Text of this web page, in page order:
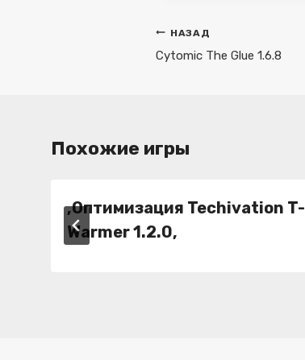
Навигация
по
НАЗАД
Cytomic The Glue 1.6.8
Похожие игры
,Оптимизация Techivation T-
Warmer 1.2.0,